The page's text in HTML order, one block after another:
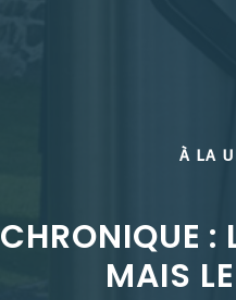
À LA
CHRONIQUE :
MAIS